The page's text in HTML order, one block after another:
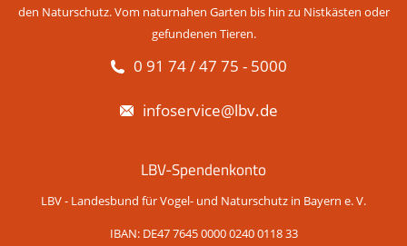
den Naturschutz. Vom naturnahen Garten bis hin zu Nistkästen oder
gefundenen Tieren.
0 91 74 / 47 75 - 5000
infoservice@lbv.de
LBV-Spendenkonto
LBV - Landesbund für Vogel- und Naturschutz in Bayern e. V.
IBAN: DE47 7645 0000 0240 0118 33